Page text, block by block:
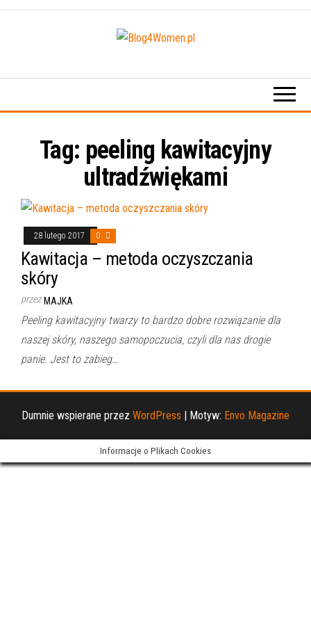
o dla
Tag: peeling kawitacyjny
ultradźwiękami
28 lutego 2017 0
Kawitacja – metoda oczyszczania
skóry
przez MAJKA
Peeling kawitacyjny twarzy to bardzo dobre rozwiązanie dla
naszej skóry, naszego samopoczucia, czyli dla nas drogie
panie. Jest to zabieg…
Dumnie wspierane przez WordPress | Motyw: Envo Magazine
Informacje o Plikach Cookies